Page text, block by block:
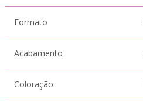
Formato
Acabamento
Coloração